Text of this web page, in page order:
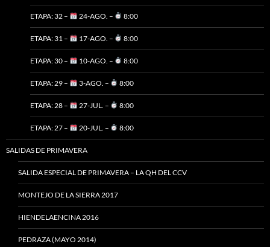
ETAPA: 32 – 24-AGO. – 8:00
ETAPA: 31 – 17-AGO. – 8:00
ETAPA: 30 – 10-AGO. – 8:00
ETAPA: 29 – 3-AGO. – 8:00
ETAPA: 28 – 27-JUL. – 8:00
ETAPA: 27 – 20-JUL. – 8:00
SALIDAS DE PRIMAVERA
SALIDA ESPECIAL DE PRIMAVERA – LA QH DEL CCV
MONTEJO DE LA SIERRA 2017
HIENDELAENCINA 2016
PEDRAZA (MAYO 2014)